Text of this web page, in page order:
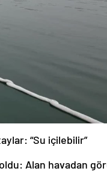
“Su içilebilir”
Alan havadan